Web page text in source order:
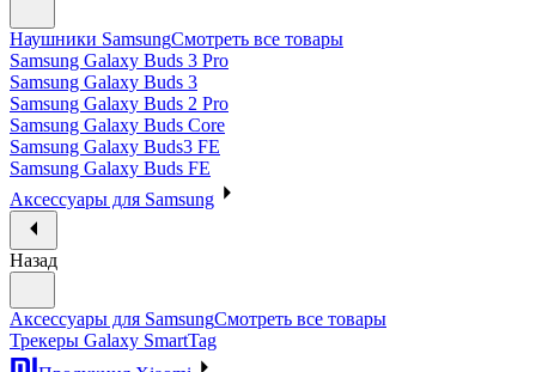
Наушники SamsungСмотреть все товары
Samsung Galaxy Buds 3 Pro
Samsung Galaxy Buds 3
Samsung Galaxy Buds 2 Pro
Samsung Galaxy Buds Core
Samsung Galaxy Buds3 FE
Samsung Galaxy Buds FE
Аксессуары для Samsung
Назад
Аксессуары для SamsungСмотреть все товары
Трекеры Galaxy SmartTag